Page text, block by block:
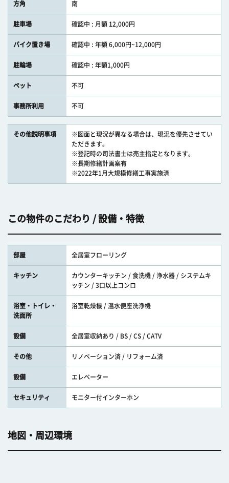
方角 南
駐車場 確認中 : 月額 12,000円
バイク置き場 確認中 : 年額 6,000円~12,000円
駐輪場 確認中 : 年額1,000円
ペット 不可
事務所利用 不可
その他説明事項
※図面と現況が異なる場合は、現況を優先させてい
ただきます。
※登記時の司法書士は売主指定となります。
※長期修繕計画案有
※2022年1月大規模修繕工事実施済
この物件のこだわり / 設備・特徴
部屋 全居室フローリング
キッチン
カウンターキッチン / 食洗機 / 浄水器 / システムキ
ッチン / 3口以上コンロ
浴室・トイレ・
洗面所
浴室乾燥機 / 温水便座洗浄機
設備 全居室収納あり / BS / CS / CATV
その他 リノベーション済 / リフォーム済
設備 エレベーター
セキュリティ モニター付インターホン
地図・周辺環境